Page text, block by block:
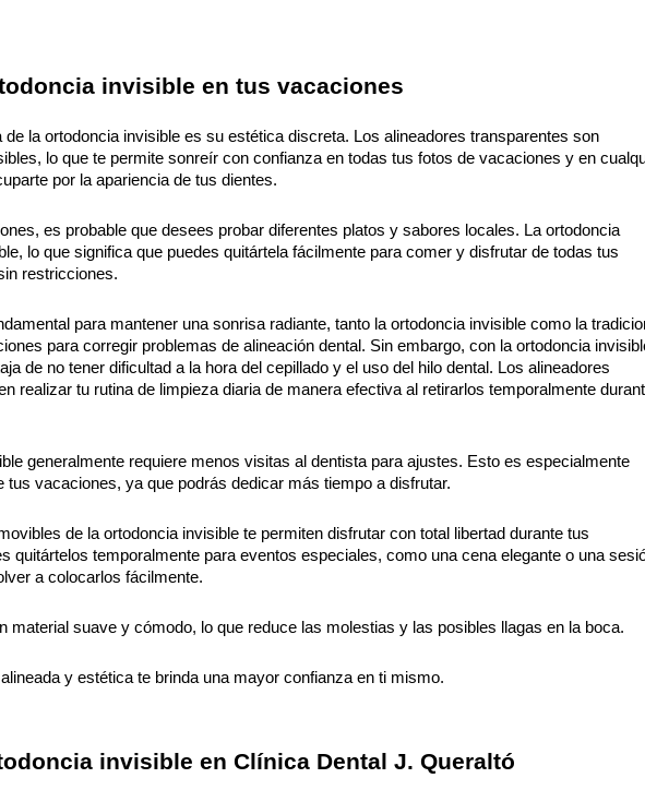
invisible en tus vacaciones
de la ortodoncia invisible es su estética discreta. Los alineadores transparentes son
lo que te permite sonreír con confianza en todas tus fotos de vacaciones y en
por la apariencia de tus dientes.
es probable que desees probar diferentes platos y sabores locales. La ortodoncia
lo que significa que puedes quitártela fácilmente para comer y disfrutar de todas tus
restricciones.
para mantener una sonrisa radiante, tanto la ortodoncia invisible como la
para corregir problemas de alineación dental. Sin embargo, con la ortodoncia
de no tener dificultad a la hora del cepillado y el uso del hilo dental. Los alineadores
realizar tu rutina de limpieza diaria de manera efectiva al retirarlos temporalmente
generalmente requiere menos visitas al dentista para ajustes. Esto es especialmente
tus vacaciones, ya que podrás dedicar más tiempo a disfrutar.
de la ortodoncia invisible te permiten disfrutar con total libertad durante tus
quitártelos temporalmente para eventos especiales, como una cena elegante o una
a colocarlos fácilmente.
material suave y cómodo, lo que reduce las molestias y las posibles llagas en la boca.
y estética te brinda una mayor confianza en ti mismo.
invisible en Clínica Dental J. Queraltó